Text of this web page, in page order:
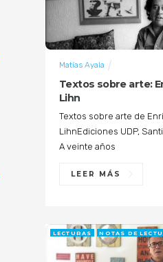
Textos sobre arte:
Lihn
Matías Ayala
Textos sobre arte de
LihnEdiciones UDP,
A veinte años
LEER MÁS
LECTURAS NOTAS DE